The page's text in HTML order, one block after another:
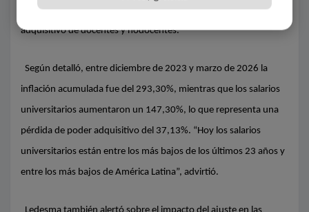
2023 y 2026, además de una fuerte pérdida del poder
adquisitivo de docentes y nodocentes.
Según detalló, entre diciembre de 2023 y marzo de 2026 la
inflación acumulada fue del 293,30%, mientras que los salarios
universitarios aumentaron un 147,30%, lo que representa una
pérdida de poder adquisitivo del 37,13%. “Hoy los salarios
universitarios están entre los más bajos de los últimos 23 años y
entre los más bajos de América Latina”, advirtió.